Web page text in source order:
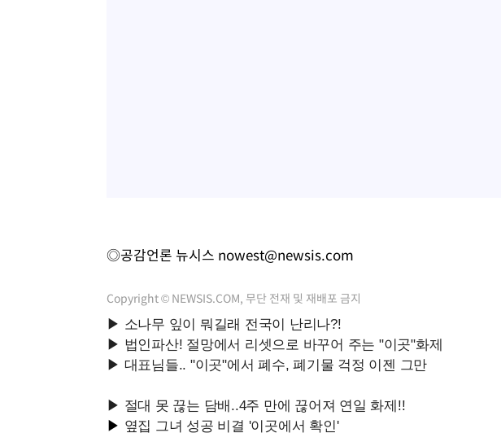
◎공감언론 뉴시스 nowest@newsis.com
Copyright © NEWSIS.COM, 무단 전재 및 재배포 금지